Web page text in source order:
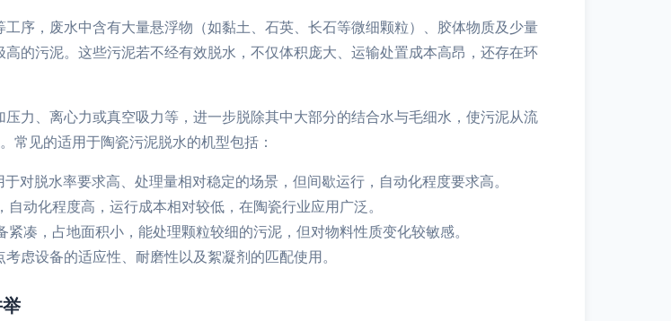
序，废水中含有大量悬浮物（如黏土、石英、长石等微细颗粒）、胶体物质及少量
的污泥。这些污泥若不经有效脱水，不仅体积庞大、运输处置成本高昂，还存在环
力、离心力或真空吸力等，进一步脱除其中大部分的结合水与毛细水，使污泥从流
常见的适用于陶瓷污泥脱水的机型包括：
对脱水率要求高、处理量相对稳定的场景，但间歇运行，自动化程度要求高。
动化程度高，运行成本相对较低，在陶瓷行业应用广泛。
凑，占地面积小，能处理颗粒较细的污泥，但对物料性质变化较敏感。
虑设备的适应性、耐磨性以及絮凝剂的匹配使用。